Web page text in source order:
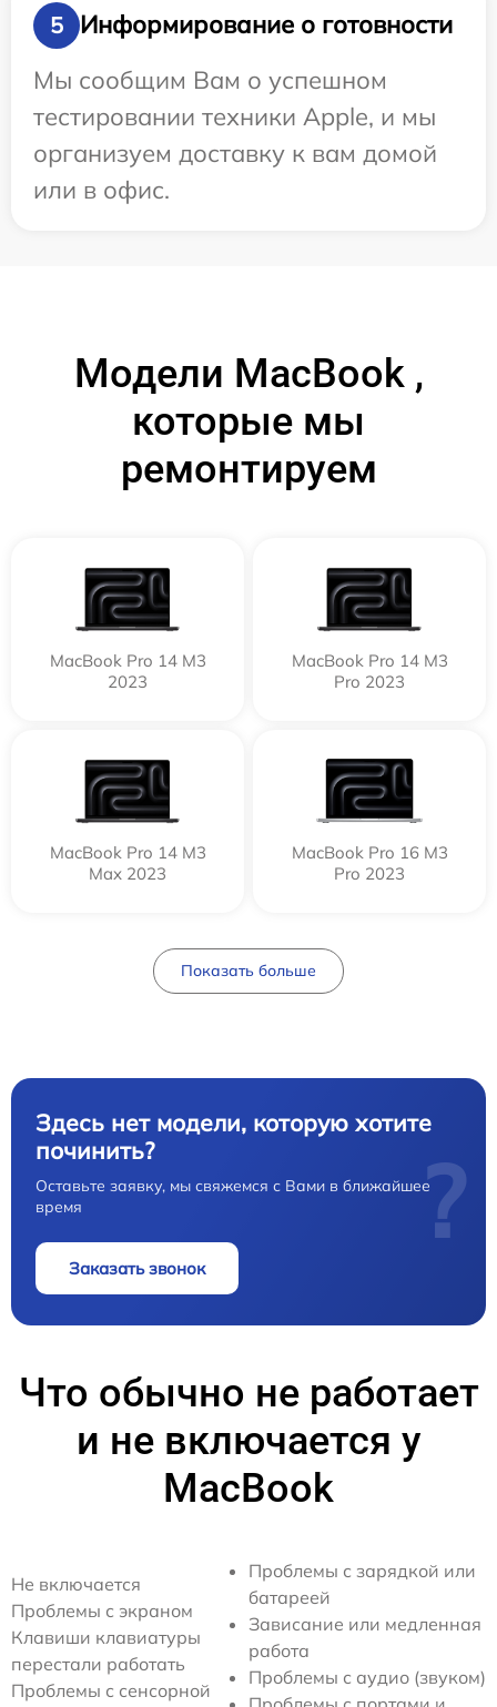
5
Информирование о готовности
Мы сообщим Вам о успешном
тестировании техники Apple, и мы
организуем доставку к вам домой
или в офис.
Модели MacBook ,
которые мы
ремонтируем
MacBook Pro 14 M3
2023
MacBook Pro 14 M3
Pro 2023
MacBook Pro 14 M3
Max 2023
MacBook Pro 16 M3
Pro 2023
Показать больше
Здесь нет модели, которую хотите
починить?
Оставьте заявку, мы свяжемся с Вами в ближайшее
время
Заказать звонок
?
Что обычно не работает
и не включается у
MacBook
Не включается
Проблемы с экраном
Клавиши клавиатуры
перестали работать
Проблемы с сенсорной
Проблемы с зарядкой или
батареей
Зависание или медленная
работа
Проблемы с аудио (звуком)